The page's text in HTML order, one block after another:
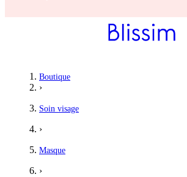
Boutique
›
Soin visage
›
Masque
›